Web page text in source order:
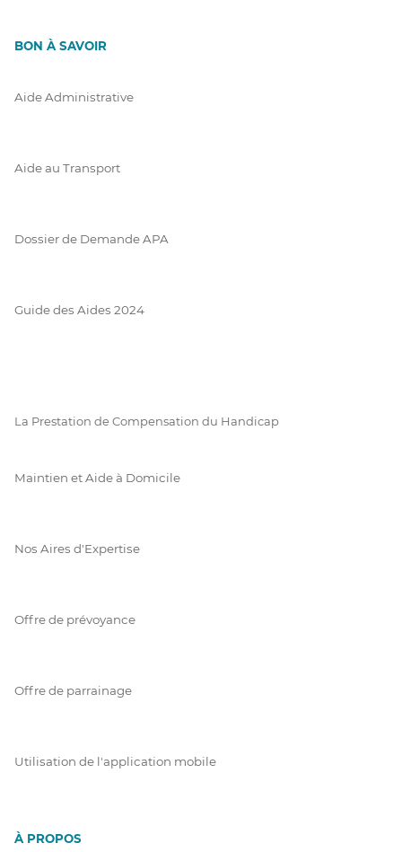
BON À SAVOIR
Aide Administrative
Aide au Transport
Dossier de Demande APA
Guide des Aides 2024
La Prestation de Compensation du Handicap
Maintien et Aide à Domicile
Nos Aires d'Expertise
Offre de prévoyance
Offre de parrainage
Utilisation de l'application mobile
À PROPOS